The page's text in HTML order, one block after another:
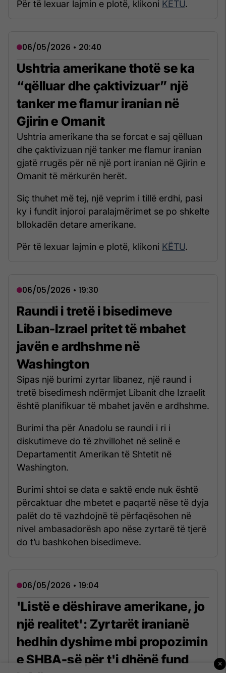
Për të lexuar lajmin e plotë, klikoni KËTU.
06/05/2026 • 20:40
Ushtria amerikane thotë se ka
“qëlluar dhe çaktivizuar” një
tanker me flamur iranian në
Gjirin e Omanit
Ushtria amerikane tha se forcat e saj qëlluan
dhe çaktivizuan një tanker me flamur iranian
gjatë rrugës për në një port iranian në Gjirin e
Omanit të mërkurën herët.
Siç thuhet më tej, një veprim i tillë erdhi, pasi
ky i fundit injoroi paralajmërimet se po shkelte
bllokadën detare amerikane.
Për të lexuar lajmin e plotë, klikoni KËTU.
06/05/2026 • 19:30
Raundi i tretë i bisedimeve
Liban-Izrael pritet të mbahet
javën e ardhshme në
Washington
Sipas një burimi zyrtar libanez, një raund i
tretë bisedimesh ndërmjet Libanit dhe Izraelit
është planifikuar të mbahet javën e ardhshme.
Burimi tha për Anadolu se raundi i ri i
diskutimeve do të zhvillohet në selinë e
Departamentit Amerikan të Shtetit në
Washington.
Burimi shtoi se data e saktë ende nuk është
përcaktuar dhe mbetet e paqartë nëse të dyja
palët do të vazhdojnë të përfaqësohen në
nivel ambasadorësh apo nëse zyrtarë të tjerë
do t’u bashkohen bisedimeve.
06/05/2026 • 19:04
'Listë e dëshirave amerikane, jo
një realitet': Zyrtarët iranianë
hedhin dyshime mbi propozimin
e SHBA-së për t'i dhënë fund
×